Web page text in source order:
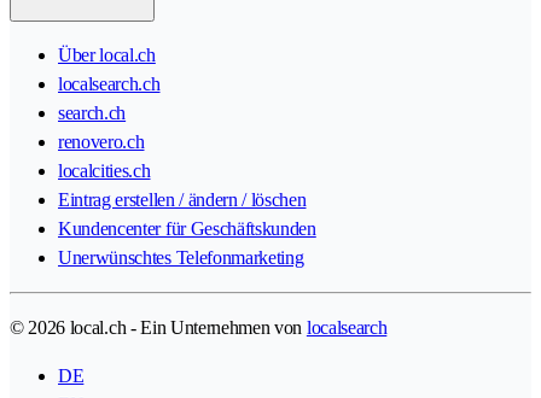
Über local.ch
localsearch.ch
search.ch
renovero.ch
localcities.ch
Eintrag erstellen / ändern / löschen
Kundencenter für Geschäftskunden
Unerwünschtes Telefonmarketing
© 2026 local.ch - Ein Unternehmen von localsearch
DE